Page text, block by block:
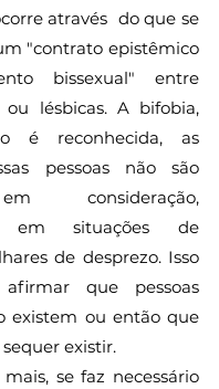
através  do que se
"contrato epistêmico
bissexual" entre
ou lésbicas. A bifobia,
é reconhecida, as
pessoas não são
consideração,
em situações de
de desprezo. Isso
que pessoas
existem ou então que
existir.